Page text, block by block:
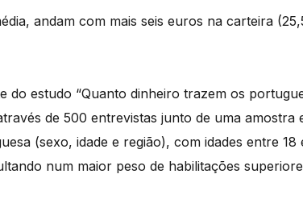
andam com mais seis euros na carteira
do estudo “Quanto dinheiro trazem os
de 500 entrevistas junto de uma
(sexo, idade e região), com idades entre
num maior peso de habilitações